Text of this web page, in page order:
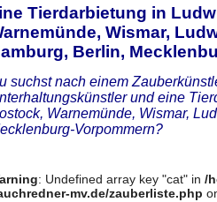
Tierdarbietung in
Wismar,
Berlin,
suchst nach einem
und eine
Warnemünde, Wismar,
Vorpommern?
: Undefined array key "cat" in /
mv.de/zauberliste.php